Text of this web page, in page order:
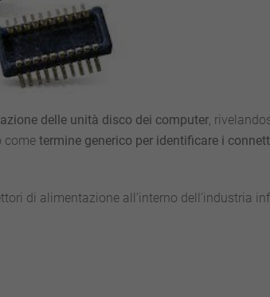
delle unità disco dei computer,
come termine generico per identificare i
di alimentazione all’interno dell’industria